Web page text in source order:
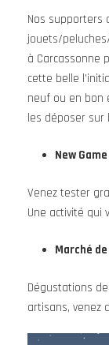
Nos supporters
jouets/
à Carcassonne
cette belle
neuf ou en bon
les déposer sur
New Game
Venez tester
Une activité qui
Marché
Dégustations
artisans, venez